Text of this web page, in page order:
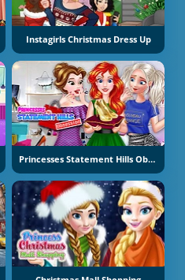
Instagirls Christmas Dress Up
Princesses Statement Hills Obsession